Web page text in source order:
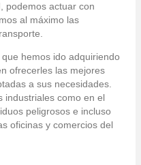
podemos actuar con
al máximo las
hemos ido adquiriendo
ofrecerles las mejores
a sus necesidades.
industriales como en el
peligrosos e incluso
oficinas y comercios del